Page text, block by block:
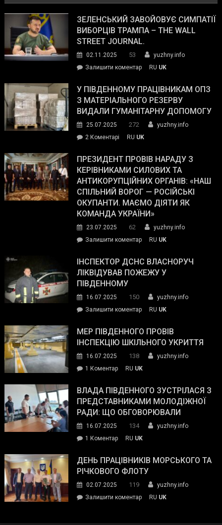
ЗЕЛЕНСЬКИЙ ЗАВОЙОВУЄ СИМПАТІЇ
ВИБОРЦІВ ТРАМПА – THE WALL
STREET JOURNAL.
02.11.2025 53
yuzhny.info
Залишити коментарon
завойовує
симпатії
виборців
The
Street
Journal.
RU UK
У ПІВДЕННОМУ ПРАЦІВНИКАМ ОПЗ
З МАТЕРІАЛЬНОГО РЕЗЕРВУ
ВИДАЛИ ГУМАНІТАРНУ ДОПОМОГУ
25.07.2025 272
yuzhny.info
2 Коментарі
Південному
працівникам
ОПЗ
з
матеріального
резерву
гуманітарну
допомогу
RU UK
ПРЕЗИДЕНТ ПРОВІВ НАРАДУ З
КЕРІВНИКАМИ СИЛОВИХ ТА
АНТИКОРУПЦІЙНИХ ОРГАНІВ: «НАШ
СПІЛЬНИЙ ВОРОГ — РОСІЙСЬКІ
ОКУПАНТИ. МАЄМО ДІЯТИ ЯК
КОМАНДА УКРАЇНИ»
23.07.2025 62
yuzhny.info
Залишити коментарon
провів
нараду
силових
та
органів:
«Наш
спільний
окупанти.
Маємо
діяти
команда
RU UK
ІНСПЕКТОР ДСНС ВЛАСНОРУЧ
ЛІКВІДУВАВ ПОЖЕЖУ У
ПІВДЕННОМУ
16.07.2025 150
yuzhny.info
Залишити коментарon
ДСНС
власноруч
пожежу
у
RU UK
МЕР ПІВДЕННОГО ПРОВІВ
ІНСПЕКЦІЮ ШКІЛЬНОГО УКРИТТЯ
16.07.2025 138
yuzhny.info
1 Коментардо
Південного
провів
інспекцію
укриття
RU UK
ВЛАДА ПІВДЕННОГО ЗУСТРІЛАСЯ З
ПРЕДСТАВНИКАМИ МОЛОДІЖНОЇ
РАДИ: ЩО ОБГОВОРЮВАЛИ
16.07.2025 134
yuzhny.info
1 Коментардо
Південного
зустрілася
представниками
молодіжної
RU UK
ДЕНЬ ПРАЦІВНИКІВ МОРСЬКОГО ТА
РІЧКОВОГО ФЛОТУ
02.07.2025 119
yuzhny.info
Залишити коментарon
RU UK